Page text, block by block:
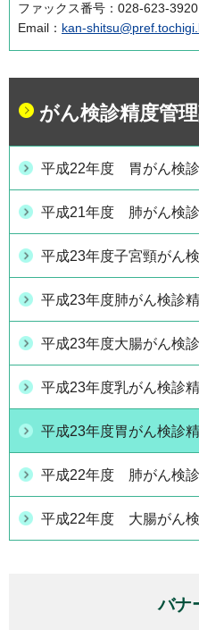
ファックス番号：028-623-3920
Email： kan-
がん検診精度管
平成22年度 胃がん検
平成21年度 肺がん検
平成23年度子宮頸がん
平成23年度肺がん検診
平成23年度大腸がん検
平成23年度乳がん検診
平成23年度胃がん検診
平成22年度 肺がん検
平成22年度 大腸がん
バナ